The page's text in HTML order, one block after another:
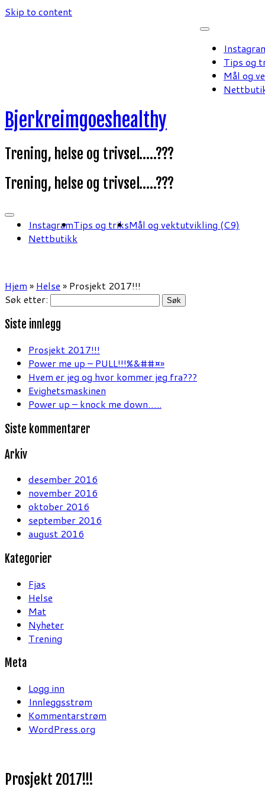
Skip to content
Tips og
Mål og
Bjerkreimgoeshealthy
Trening, helse og trivsel…..???
Trening, helse og trivsel…..???
InstagramTips og triksMål og vektutvikling (C9)
Nettbutikk
Hjem » Helse » Prosjekt 2017!!!
Søk etter:
Siste innlegg
Prosjekt 2017!!!
Power me up – PULL!!!%&##¤»
Hvem er jeg og hvor kommer jeg fra???
Evighetsmaskinen
Power up – knock me down…..
Siste kommentarer
Arkiv
desember 2016
november 2016
oktober 2016
september 2016
august 2016
Kategorier
Fjas
Helse
Mat
Nyheter
Trening
Meta
Logg inn
Innleggsstrøm
Kommentarstrøm
WordPress.org
Prosjekt 2017!!!